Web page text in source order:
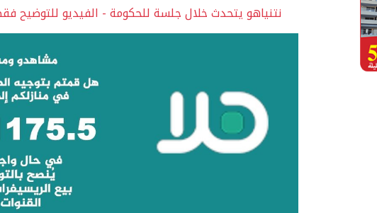
نتنياهو يتحدث خلال جلسة للحكومة - الفيديو للتوضيح